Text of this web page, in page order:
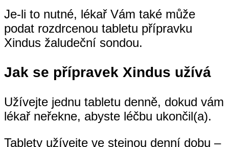
Je-li to nutné, lékař Vám také může
podat rozdrcenou tabletu přípravku
Xindus žaludeční sondou.
Jak se přípravek Xindus užívá
Užívejte jednu tabletu denně, dokud vám
lékař neřekne, abyste léčbu ukončil(a).
Tablety užívejte ve stejnou denní dobu –